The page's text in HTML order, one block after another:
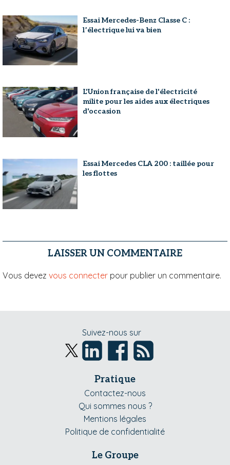
Essai Mercedes-Benz Classe C :
l’électrique lui va bien
L'Union française de l'électricité
milite pour les aides aux électriques
d'occasion
Essai Mercedes CLA 200 : taillée pour
les flottes
LAISSER UN COMMENTAIRE
Vous devez vous connecter pour publier un commentaire.
Suivez-nous sur
Pratique
Contactez-nous
Qui sommes nous ?
Mentions légales
Politique de confidentialité
Le Groupe